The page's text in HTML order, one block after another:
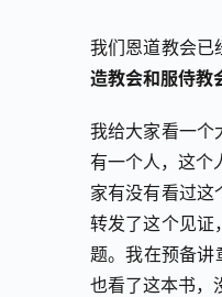
我们恩道教会已
造教会和服侍教
我给大家看一个
有一个人，这个
家有没有看过这
转发了这个见证
题。我在预备
也看了这本书，